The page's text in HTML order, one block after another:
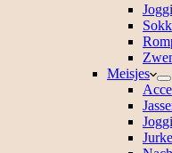
Meisjes